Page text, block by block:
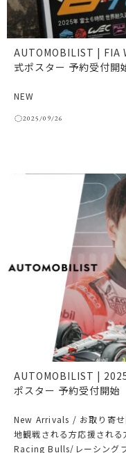
AUTOMOBILIST | FIA
式ポスター 予約受付開
NEW
2025/09/26
AUTOMOBILIST |
ポスター 予約受付開始
New Arrivals / お取り寄せ
地観戦される方応援される
Racing Bulls/レーシング